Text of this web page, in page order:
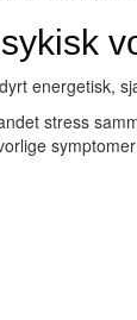
energetisk,
stress